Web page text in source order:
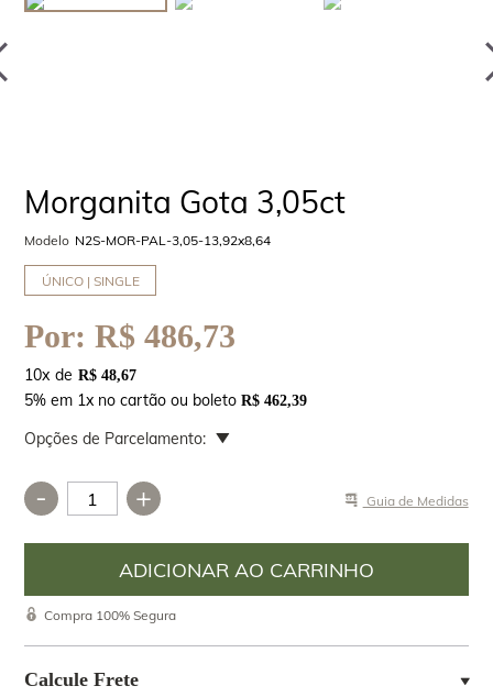
Morganita Gota 3,05ct
Modelo N2S-MOR-PAL-3,05-13,92x8,64
ÚNICO | SINGLE
Por:R$ 486,73
10x R$ 48,67
5% em 1x no cartão ou boletoR$ 462,39
Opções de Parcelamento:
- + Guia de Medidas
Compra 100% Segura
Calcule Frete